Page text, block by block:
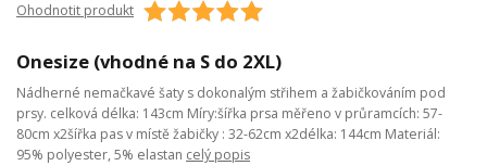
Ohodnotit produkt
Onesize (vhodné na S do 2XL)
Nádherné nemačkavé šaty s dokonalým střihem a žabičkováním pod
prsy. celková délka: 143cm Míry:šířka prsa měřeno v průramcích: 57-
80cm x2šířka pas v místě žabičky : 32-62cm x2délka: 144cm Materiál:
95% polyester, 5% elastan celý popis